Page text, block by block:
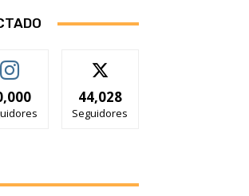
44,028
Seguidores